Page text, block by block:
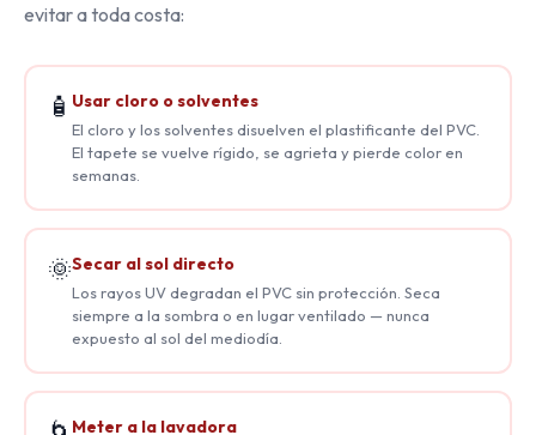
evitar a toda costa:
🧴 Usar cloro o solventes
El cloro y los solventes disuelven el plastificante del PVC.
El tapete se vuelve rígido, se agrieta y pierde color en
semanas.
🌞Secar al sol directo
Los rayos UV degradan el PVC sin protección. Seca
siempre a la sombra o en lugar ventilado — nunca
expuesto al sol del mediodía.
Meter a la lavadora